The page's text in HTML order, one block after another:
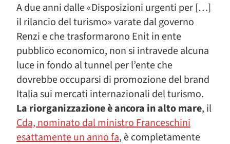
A due anni dalle «Disposizioni urgenti per […]
il rilancio del turismo» varate dal governo
Renzi e che trasformarono Enit in ente
pubblico economico, non si intravede alcuna
luce in fondo al tunnel per l’ente che
dovrebbe occuparsi di promozione del brand
Italia sui mercati internazionali del turismo.
La riorganizzazione è ancora in alto mare, il
Cda, nominato dal ministro Franceschini
esattamente un anno fa, è completamente